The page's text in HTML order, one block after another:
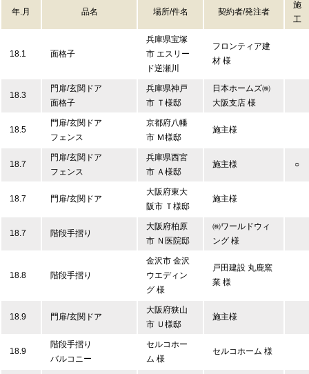
年.月 品名 場所/件名 契約者/発注者
施
工
18.1 面格子
兵庫県宝塚
市 エスリー
ド逆瀬川
フロンティア建
材 様
18.3
門扉/玄関ドア
面格子
兵庫県神戸
市 Ｔ様邸
日本ホームズ㈱
大阪支店 様
18.5
門扉/玄関ドア
フェンス
京都府八幡
市 Ｍ様邸
施主様
18.7
門扉/玄関ドア
フェンス
兵庫県西宮
市 Ａ様邸
施主様 ○
18.7 門扉/玄関ドア
大阪府東大
阪市 Ｔ様邸
施主様
18.7 階段手摺り
大阪府柏原
市 Ｎ医院邸
㈱ワールドウィ
ング 様
18.8 階段手摺り
金沢市 金沢
ウエディン
グ 様
戸田建設 丸鹿窯
業 様
18.9 門扉/玄関ドア
大阪府狭山
市 Ｕ様邸
施主様
18.9
階段手摺り
バルコニー
セルコホー
ム 様
セルコホーム 様